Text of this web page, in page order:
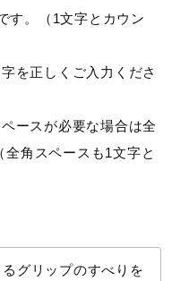
す。（1文字とカウン
を正しくご入力くださ
ースが必要な場合は全
角スペースも1文字と
グリップのすべりを